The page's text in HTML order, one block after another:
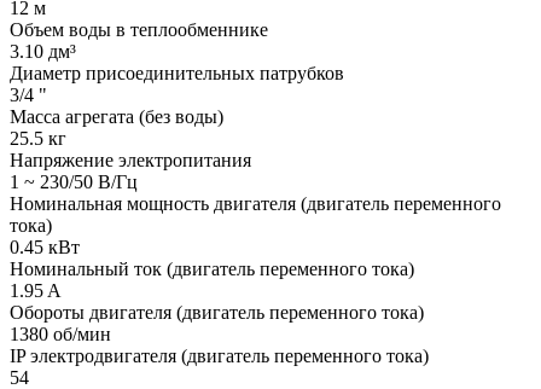
12 м
Объем воды в теплообменнике
3.10 дм³
Диаметр присоединительных патрубков
3/4 "
Масса агрегата (без воды)
25.5 кг
Напряжение электропитания
1 ~ 230/50 В/Гц
Номинальная мощность двигателя (двигатель переменного
тока)
0.45 кВт
Номинальный ток (двигатель переменного тока)
1.95 A
Обороты двигателя (двигатель переменного тока)
1380 об/мин
IP электродвигателя (двигатель переменного тока)
54